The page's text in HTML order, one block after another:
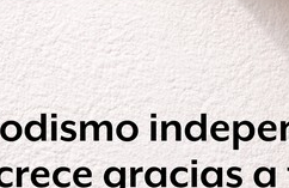
Leer después